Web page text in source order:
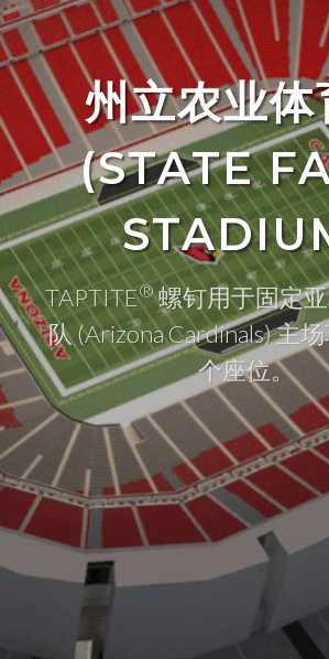
州立农业体
(STATE
TAPTITE®螺钉用于固定
队 (Arizona Cardinals) 主
个座位。